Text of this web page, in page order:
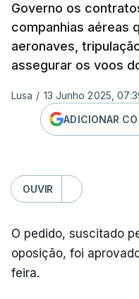
Governo os
companhias aéreas
aeronaves,
assegurar os voos
Lusa / 13 Junho 2025,
ADICIONAR
OUVIR
O pedido, suscitado
oposição, foi
feira.